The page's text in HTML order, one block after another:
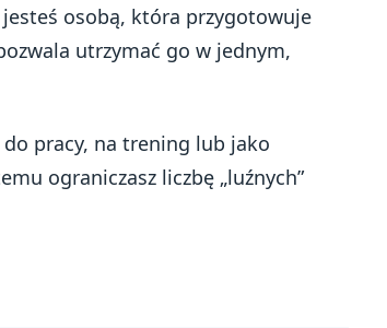
osobą, która przygotowuje
utrzymać go w jednym,
pracy, na trening lub jako
ograniczasz liczbę „luźnych”